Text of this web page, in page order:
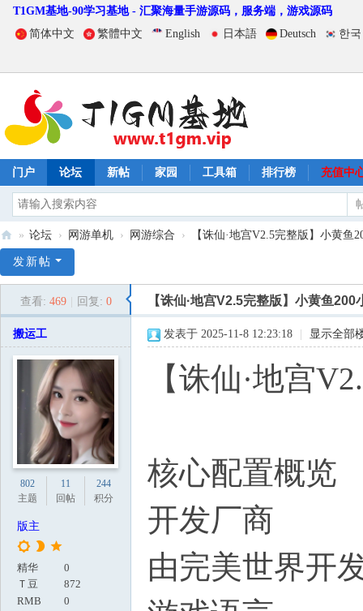
T1GM基地-90学习基地 - 汇聚海量手游源码，服务端，游戏源码
简体中文
繁體中文 English 日本語 Deutsch 한
门户 论坛 新帖 家园 工具箱 排行榜 充值中
1
» 论坛 › 网游单机 › 网游综合 › 【诛仙·地宫V2.5完整版】小黄鱼
发新帖
查看: 469 回复: 0 【诛仙·地宫V2.5完整版】小黄鱼
搬运工
802
主题
11
回帖
244
积分
版主
精华
0
Ｔ豆
872
RMB
0
发表于 2025-11-8 12:23:18 显示全部
【诛仙·地宫
核心配置概览
开发厂商
由完美世界开